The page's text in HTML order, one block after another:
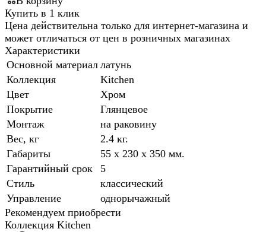
Купить в 1 клик
Цена действительна только для интернет-магазина и
может отличаться от цен в розничных магазинах
Характеристики
Основной материал латунь
Коллекция
Kitchen
Цвет
Хром
Покрытие
Глянцевое
Монтаж
на раковину
Вес, кг
2.4 кг.
Габариты
55 x 230 x 350 мм.
Гарантийный срок
5
Стиль
классический
Управление
однорычажный
Рекомендуем приобрести
Коллекция Kitchen